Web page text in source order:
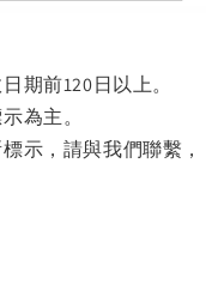
期前120日以上。
為主。
示，請與我們聯繫，